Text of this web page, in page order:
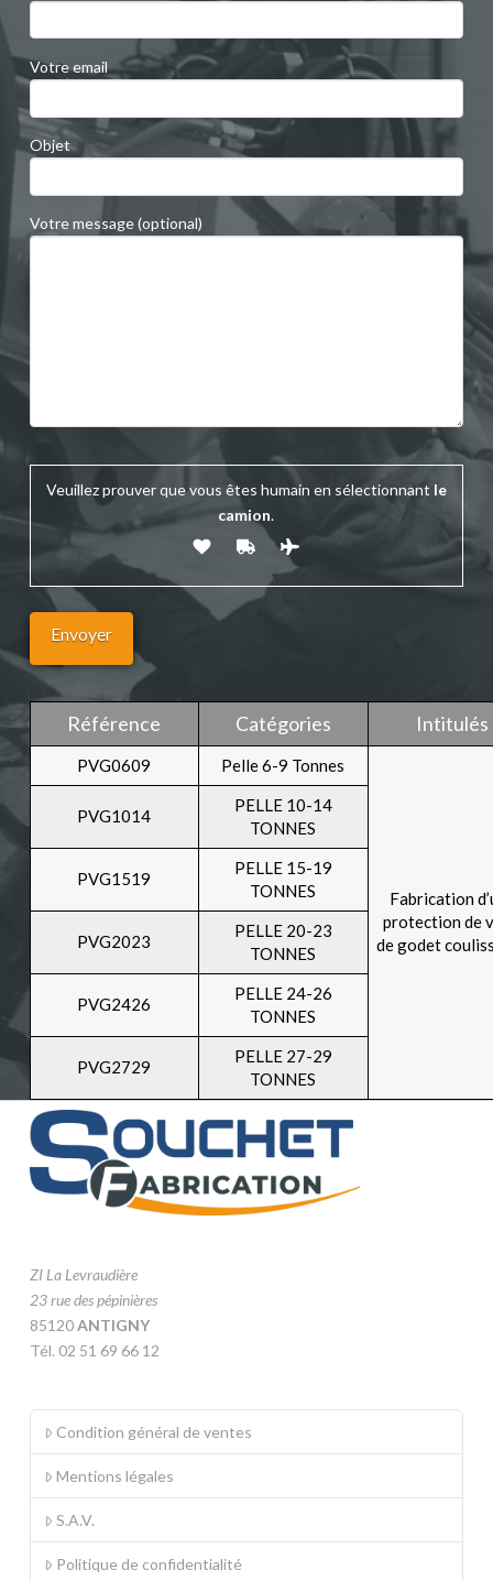
Votre email
Objet
Votre message (optional)
Veuillez prouver que vous êtes humain en sélectionnant le
camion.
Référence Catégories Intitulés
PVG0609 Pelle 6-9 Tonnes
Fabrication
protection de
de godet
PVG1014
PELLE 10-14
TONNES
PVG1519
PELLE 15-19
TONNES
PVG2023
PELLE 20-23
TONNES
PVG2426
PELLE 24-26
TONNES
PVG2729
PELLE 27-29
TONNES
ZI La Levraudière
23 rue des pépinières
85120ANTIGNY
Tél. 02 51 69 66 12
Condition général de ventes
Mentions légales
S.A.V.
Politique de confidentialité